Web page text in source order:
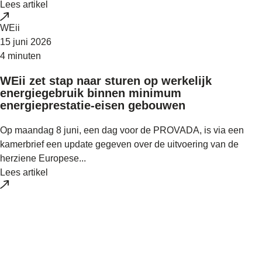
Lees artikel
WEii
15 juni 2026
4 minuten
WEii zet stap naar sturen op werkelijk
energiegebruik binnen minimum
energieprestatie-eisen gebouwen
Op maandag 8 juni, een dag voor de PROVADA, is via een
kamerbrief een update gegeven over de uitvoering van de
herziene Europese...
Lees artikel